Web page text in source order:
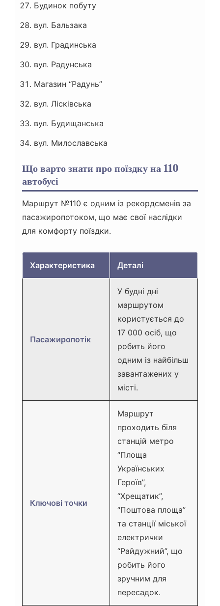
Будинок побуту
вул. Бальзака
вул. Градинська
вул. Радунська
Магазин “Радунь”
вул. Лісківська
вул. Будищанська
вул. Милославська
Що варто знати про поїздку на 110
автобусі
Маршрут №110 є одним із рекордсменів за
пасажиропотоком, що має свої наслідки
для комфорту поїздки.
Характеристика Деталі
Пасажиропотік
У будні дні
маршрутом
користується до
17 000 осіб, що
робить його
одним із найбільш
завантажених у
місті.
Ключові точки
Маршрут
проходить біля
станцій метро
“Площа
Українських
Героїв”,
“Хрещатик”,
“Поштова площа”
та станції міської
електрички
“Райдужний”, що
робить його
зручним для
пересадок.